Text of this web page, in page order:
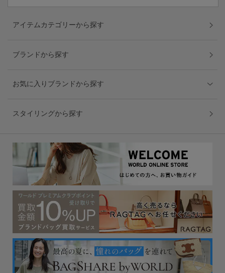
アイテムカテゴリーから探す
ブランドから探す
お気に入りブランドから探す
スタイリングから探す